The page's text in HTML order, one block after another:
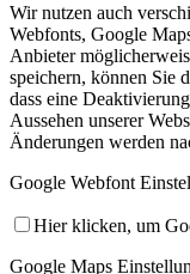
Wir nutzen auch
Webfonts, Google
Anbieter
speichern, können Sie
dass eine
Aussehen unserer
Änderungen werden
Google Webfont
Hier klicken, um
Google Maps